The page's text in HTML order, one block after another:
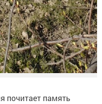
почитает память